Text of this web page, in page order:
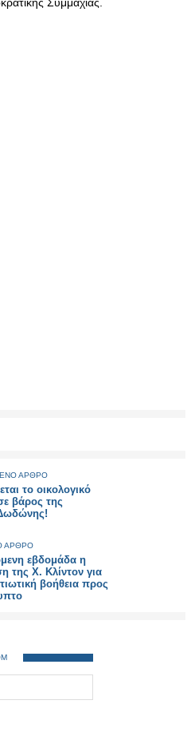
ΑΡΘΡΟ
το οικολογικό
βάρος της
ΑΡΘΡΟ
εβδομάδα η
της Χ. Κλίντον για
βοήθεια προς